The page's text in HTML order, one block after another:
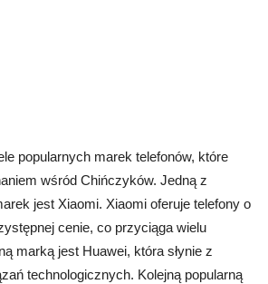
popularnych marek telefonów, które
wśród Chińczyków. Jedną z
jest Xiaomi. Xiaomi oferuje telefony o
cenie, co przyciąga wielu
marką jest Huawei, która słynie z
technologicznych. Kolejną popularną